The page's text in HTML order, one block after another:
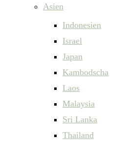
Asien
Indonesien
Israel
Japan
Kambodscha
Laos
Malaysia
Sri Lanka
Thailand